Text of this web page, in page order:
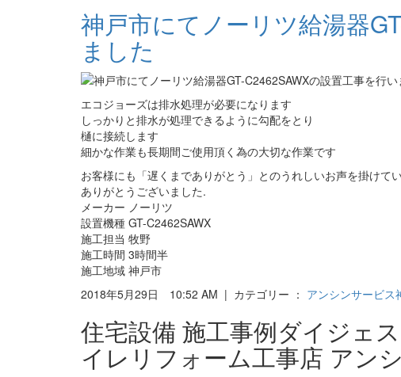
神戸市にてノーリツ給湯器
ました
エコジョーズは排水処理が必要になります
しっかりと排水が処理できるように勾配をとり
樋に接続します
細かな作業も長期間ご使用頂く為の大切な作業です
お客様にも「遅くまでありがとう」とのうれしいお声を掛けて
ありがとうございました.
メーカー ノーリツ
設置機種 GT-C2462SAWX
施工担当 牧野
施工時間 3時間半
施工地域 神戸市
2018年5月29日 10:52 AM | カテゴリー ： アンシンサービス
住宅設備 施工事例ダイジェ
イレリフォーム工事店 アン